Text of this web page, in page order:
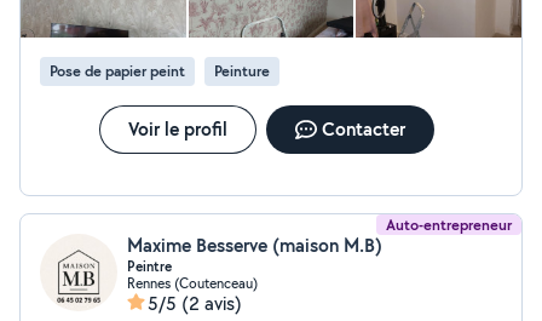
Pose de papier peint Peinture
Voir le profil Contacter
Auto-entrepreneur
Maxime Besserve (maison M.B)
Peintre
Rennes (Coutenceau)
5/5 (2 avis)